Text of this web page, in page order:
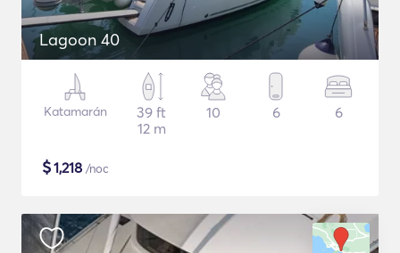
Lagoon 40
Katamarán
39 ft
12 m
10 6 6
$1,218 /noc